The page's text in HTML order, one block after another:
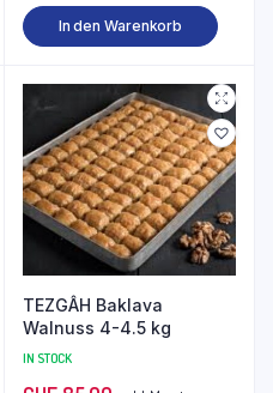
In den Warenkorb
TEZGÂH Baklava
Walnuss 4-4.5 kg
IN STOCK